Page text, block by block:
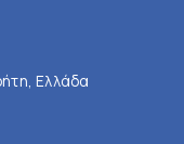
Ελλάδα